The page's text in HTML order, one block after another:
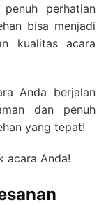
perhatian
bisa menjadi
kualitas acara
Anda berjalan
dan penuh
yang tepat!
acara Anda!